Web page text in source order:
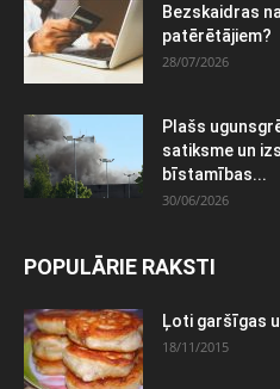
Bezskaidras
patērētājiem?
28/07/2026
Plašs
satiksme un
bīstamības...
30/06/2026
POPULĀRIE RAKSTI
Ļoti garšīgas
18/11/2015